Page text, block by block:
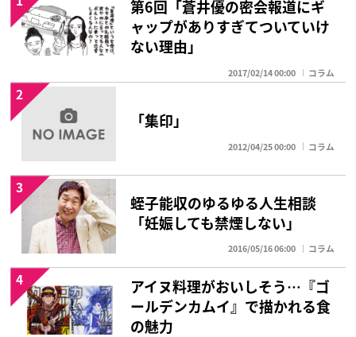
第6回「蒼井優の密会報道にギ
ャップがありすぎてついていけ
ない理由」
2017/02/14 00:00 コラム
「集印」
2012/04/25 00:00 コラム
2
蛭子能収のゆるゆる人生相談
「妊娠しても禁煙しない」
2016/05/16 06:00 コラム
3
アイヌ料理がおいしそう…『ゴ
ールデンカムイ』で描かれる食
の魅力
4